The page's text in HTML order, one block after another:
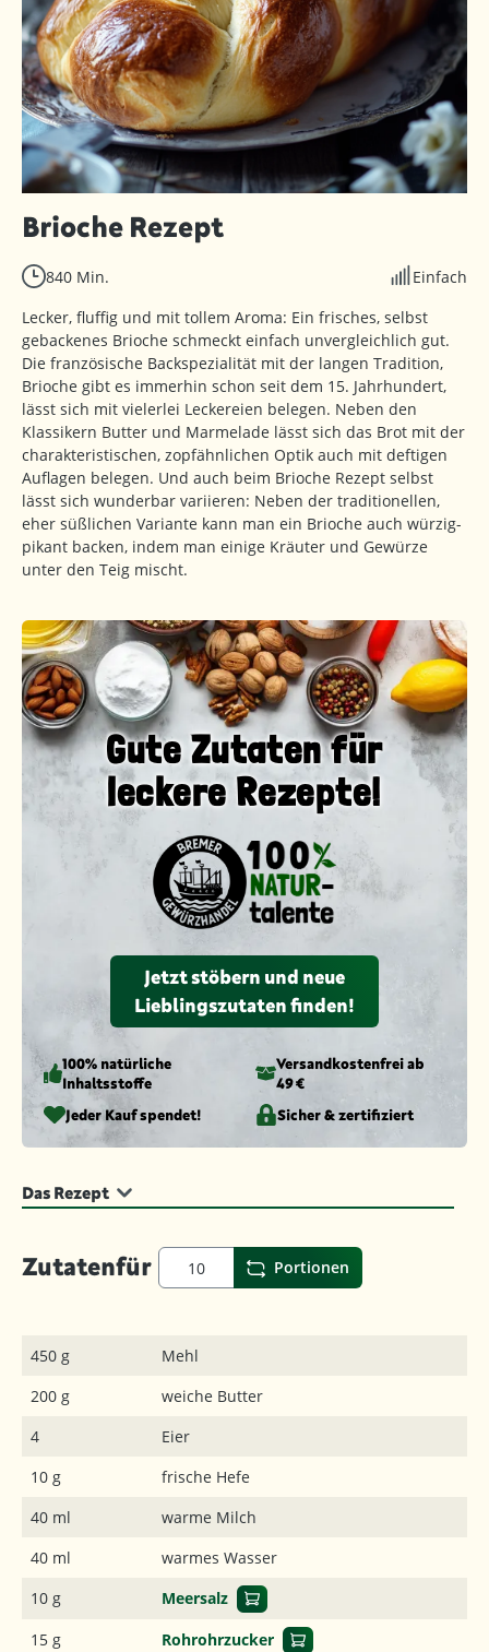
Brioche Rezept
840 Min.
Einfach
Lecker, fluffig und mit tollem Aroma: Ein frisches, selbst
gebackenes Brioche schmeckt einfach unvergleichlich gut.
Die französische Backspezialität mit der langen Tradition,
Brioche gibt es immerhin schon seit dem 15. Jahrhundert,
lässt sich mit vielerlei Leckereien belegen. Neben den
Klassikern Butter und Marmelade lässt sich das Brot mit der
charakteristischen, zopfähnlichen Optik auch mit deftigen
Auflagen belegen. Und auch beim Brioche Rezept selbst
lässt sich wunderbar variieren: Neben der traditionellen,
eher süßlichen Variante kann man ein Brioche auch würzig-
pikant backen, indem man einige Kräuter und Gewürze
unter den Teig mischt.
Gute Zutaten für
leckere Rezepte!
Jetzt stöbern und neue
Lieblingszutaten finden!
100% natürliche
Inhaltsstoffe
Versandkosten­frei ab
49 €
Jeder Kauf spendet!
Sicher & zertifiziert
Das Rezept
Zutatenfür Portionen
450 g
Mehl
200 g
weiche Butter
4
Eier
10 g
frische Hefe
40 ml
warme Milch
40 ml
warmes Wasser
10 g
Meersalz
15 g
Rohrohrzucker